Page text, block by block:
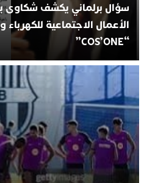
سؤال برلماني يكشف
الأعمال الاجتماعية
“COS’ONE”